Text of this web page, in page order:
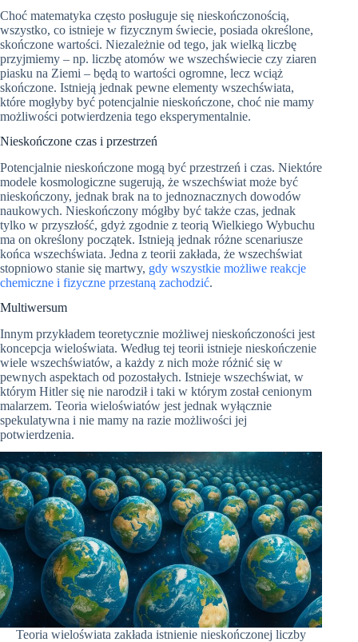
Choć matematyka często posługuje się nieskończonością,
wszystko, co istnieje w fizycznym świecie, posiada określone,
skończone wartości. Niezależnie od tego, jak wielką liczbę
przyjmiemy – np. liczbę atomów we wszechświecie czy ziaren
piasku na Ziemi – będą to wartości ogromne, lecz wciąż
skończone. Istnieją jednak pewne elementy wszechświata,
które mogłyby być potencjalnie nieskończone, choć nie mamy
możliwości potwierdzenia tego eksperymentalnie.
Nieskończone czas i przestrzeń
Potencjalnie nieskończone mogą być przestrzeń i czas. Niektóre
modele kosmologiczne sugerują, że wszechświat może być
nieskończony, jednak brak na to jednoznacznych dowodów
naukowych. Nieskończony mógłby być także czas, jednak
tylko w przyszłość, gdyż zgodnie z teorią Wielkiego Wybuchu
ma on określony początek. Istnieją jednak różne scenariusze
końca wszechświata. Jedna z teorii zakłada, że wszechświat
stopniowo stanie się martwy, gdy wszystkie możliwe reakcje
chemiczne i fizyczne przestaną zachodzić.
Multiwersum
Innym przykładem teoretycznie możliwej nieskończoności jest
koncepcja wieloświata. Według tej teorii istnieje nieskończenie
wiele wszechświatów, a każdy z nich może różnić się w
pewnych aspektach od pozostałych. Istnieje wszechświat, w
którym Hitler się nie narodził i taki w którym został cenionym
malarzem. Teoria wieloświatów jest jednak wyłącznie
spekulatywna i nie mamy na razie możliwości jej
potwierdzenia.
Teoria wieloświata zakłada istnienie nieskończonej liczby